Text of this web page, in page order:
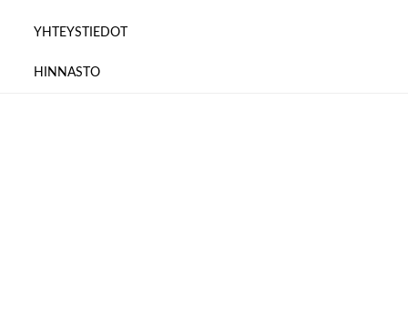
YHTEYSTIEDOT
HINNASTO